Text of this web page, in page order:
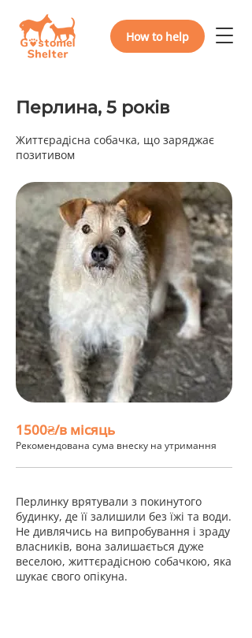
How to help
Перлина, 5 років
Життєрадісна собачка, що заряджає
позитивом
1500₴/в місяць
Рекомендована сума внеску на утримання
Перлинку врятували з покинутого
будинку, де її залишили без їжі та води.
Не дивлячись на випробування і зраду
власників, вона залишається дуже
веселою, життєрадісною собачкою, яка
шукає свого опікуна.